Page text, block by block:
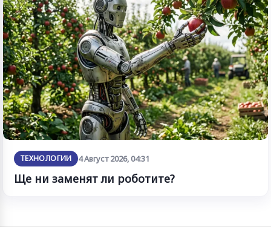
ТЕХНОЛОГИИ 4 Август 2026, 04:31
Ще ни заменят ли роботите?